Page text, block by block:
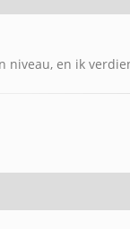
niveau, en ik